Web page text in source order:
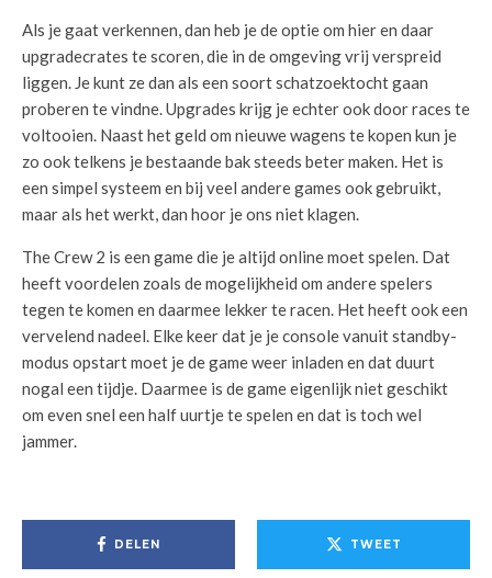
Als je gaat verkennen, dan heb je de optie om hier en daar
upgradecrates te scoren, die in de omgeving vrij verspreid
liggen. Je kunt ze dan als een soort schatzoektocht gaan
proberen te vindne. Upgrades krijg je echter ook door races te
voltooien. Naast het geld om nieuwe wagens te kopen kun je
zo ook telkens je bestaande bak steeds beter maken. Het is
een simpel systeem en bij veel andere games ook gebruikt,
maar als het werkt, dan hoor je ons niet klagen.
The Crew 2 is een game die je altijd online moet spelen. Dat
heeft voordelen zoals de mogelijkheid om andere spelers
tegen te komen en daarmee lekker te racen. Het heeft ook een
vervelend nadeel. Elke keer dat je je console vanuit standby-
modus opstart moet je de game weer inladen en dat duurt
nogal een tijdje. Daarmee is de game eigenlijk niet geschikt
om even snel een half uurtje te spelen en dat is toch wel
jammer.
DELEN TWEET